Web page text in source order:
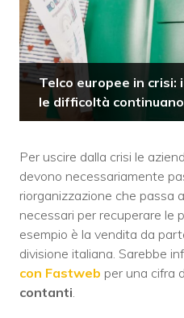
Telco europee in crisi:
le difficoltà continuano
Per uscire dalla crisi le
devono necessariamente
riorganizzazione che passa
necessari per recuperare le
esempio è la vendita da
divisione italiana. Sarebbe
con Fastweb per una cifra
contanti.